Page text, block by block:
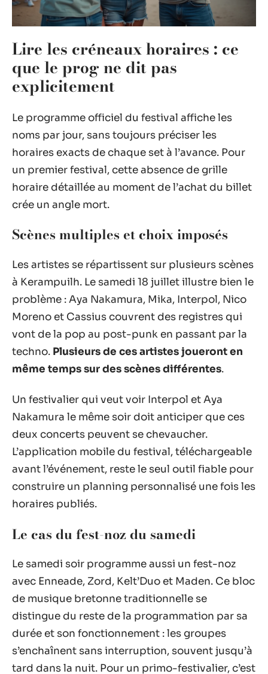
Lire les créneaux horaires : ce
que le prog ne dit pas
explicitement
Le programme officiel du festival affiche les
noms par jour, sans toujours préciser les
horaires exacts de chaque set à l’avance. Pour
un premier festival, cette absence de grille
horaire détaillée au moment de l’achat du billet
crée un angle mort.
Scènes multiples et choix imposés
Les artistes se répartissent sur plusieurs scènes
à Kerampuilh. Le samedi 18 juillet illustre bien le
problème : Aya Nakamura, Mika, Interpol, Nico
Moreno et Cassius couvrent des registres qui
vont de la pop au post-punk en passant par la
techno. Plusieurs de ces artistes joueront en
même temps sur des scènes différentes.
Un festivalier qui veut voir Interpol et Aya
Nakamura le même soir doit anticiper que ces
deux concerts peuvent se chevaucher.
L’application mobile du festival, téléchargeable
avant l’événement, reste le seul outil fiable pour
construire un planning personnalisé une fois les
horaires publiés.
Le cas du fest-noz du samedi
Le samedi soir programme aussi un fest-noz
avec Enneade, Zord, Kelt’Duo et Maden. Ce bloc
de musique bretonne traditionnelle se
distingue du reste de la programmation par sa
durée et son fonctionnement : les groupes
s’enchaînent sans interruption, souvent jusqu’à
tard dans la nuit. Pour un primo-festivalier, c’est